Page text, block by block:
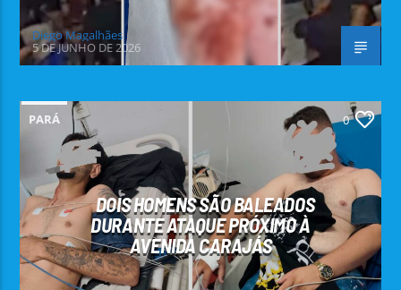
Diego Magalhães
5 DE JUNHO DE 2026
PARÁ 0
DOIS HOMENS SÃO BALEADOS
DURANTE ATAQUE PRÓXIMO À
AVENIDA CARAJÁS